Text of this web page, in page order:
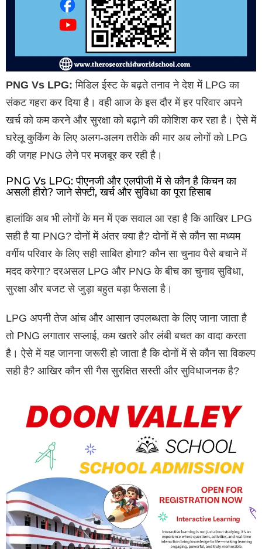
PNG Vs LPG: मिडिल ईस्ट के बढ़ते तनाव ने देश में LPG का
संकट गहरा कर दिया है। वही आज के इस दौर में हर परिवार अपने
खर्च को कम करने और सुरक्षा को बढ़ाने की कोशिश कर रहा है। ऐसे में
घरेलू कुकिंग के लिए अलग-अलग तरीके की मार अब लोगों को LPG
की जगह PNG लेने पर मजबूर कर रही है।
PNG Vs LPG: पीएनजी और एलपीजी में से कौन है किचन का
असली हीरो? जाने सेफ्टी, खर्च और सुविधा का पूरा हिसाब
हालांकि अब भी लोगों के मन में एक सवाल आ रहा है कि आखिर LPG
सही है या PNG? दोनों में अंतर क्या है? दोनों में से कौन सा मध्यम
वर्गीय परिवार के लिए सही साबित होगा? कौन सा चुनाव पैसे बचाने में
मदद करेगा? दरअसल LPG और PNG के बीच का चुनाव सुविधा,
सुरक्षा और बजट से जुड़ा बहुत बड़ा फैसला है।
LPG अपनी तेज आंच और आसान उपलब्धता के लिए जाना जाता है
तो PNG लगातार सप्लाई, कम खतरे और लंबी बचत का वादा करता
है। ऐसे में यह जानना जरूरी हो जाता है कि दोनों में से कौन सा विकल्प
सही है? आखिर कौन सी गैस सुरक्षित सस्ती और सुविधाजनक है?